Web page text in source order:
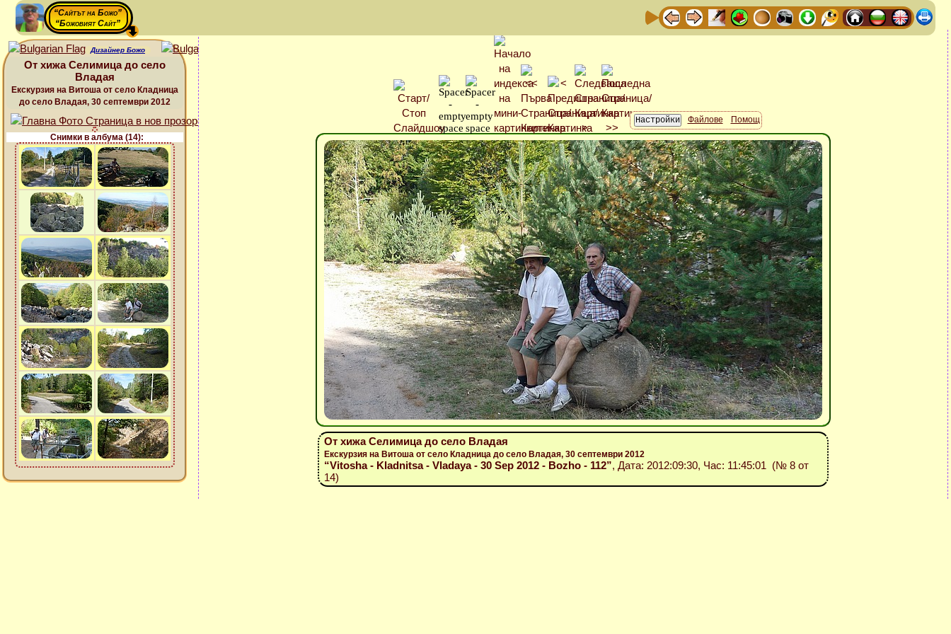
“Сайтът на Божо”
“Божовият Сайт”
Дизайнер Божо
От хижа Селимица до село
Владая
Екскурзия на Витоша от село Кладница
до село Владая, 30 септември 2012
Снимки в албума (14):
Файлове Помощ
От хижа Селимица до село Владая
Екскурзия на Витоша от село Кладница до село Владая, 30 септември 2012
“Vitosha - Kladnitsa - Vladaya - 30 Sep 2012 - Bozho - 112”, Дата: 2012:09:30, Час: 11:45:01 (№ 8 от
14)